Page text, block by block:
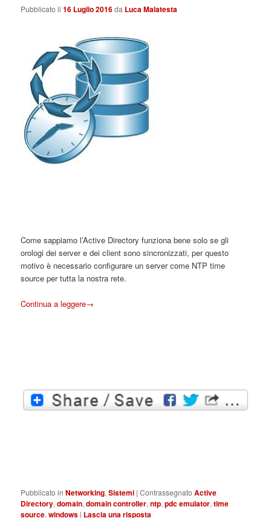
Pubblicato il16 Luglio 2016da Luca Malatesta
Come sappiamo l’Active Directory funziona bene solo se gli
orologi dei server e dei client sono sincronizzati, per questo
motivo è necessario configurare un server come NTP time
source per tutta la nostra rete.
Continua a leggere→
Pubblicato in Networking,Sistemi |Contrassegnato Active
Directory,domain,domain controller,ntp,pdc emulator,time
source,windows | Lascia una risposta